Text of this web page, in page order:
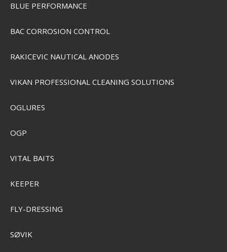
BLUE PERFORMANCE
BAC CORROSION CONTROL
RAKICEVIC NAUTICAL ANODES
VIKAN PROFESSIONAL CLEANING SOLUTIONS
OGLURES
OGP
VITAL BAITS
KEEPER
FLY-DRESSING
SØVIK